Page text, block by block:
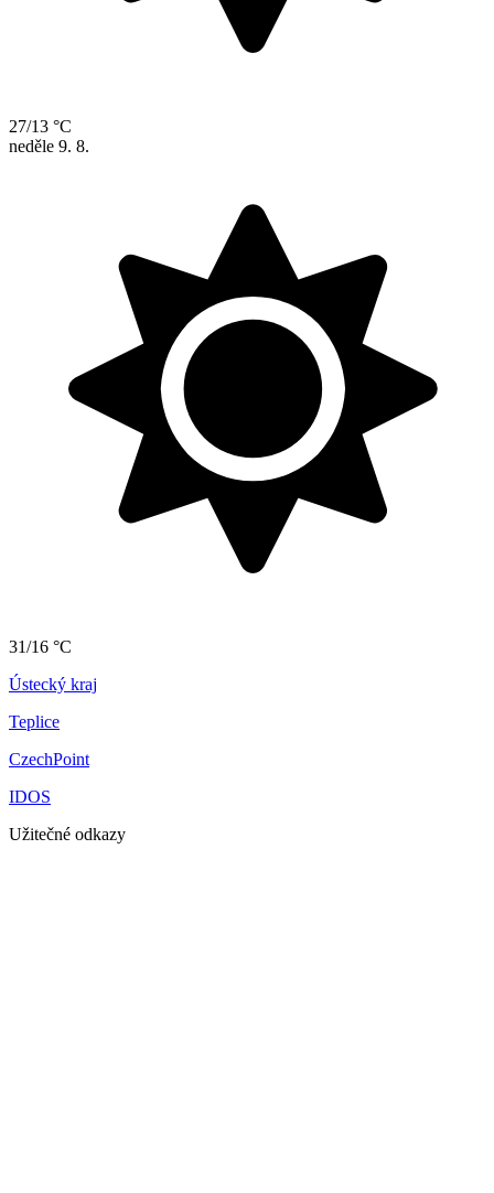
27/13 °C
neděle 9. 8.
31/16 °C
Ústecký kraj
Teplice
CzechPoint
IDOS
Užitečné odkazy